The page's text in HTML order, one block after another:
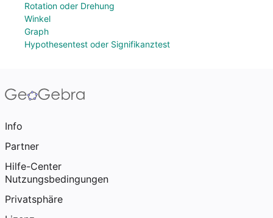
Rotation oder Drehung
Winkel
Graph
Hypothesentest oder Signifikanztest
Info
Partner
Hilfe-Center
Nutzungsbedingungen
Privatsphäre